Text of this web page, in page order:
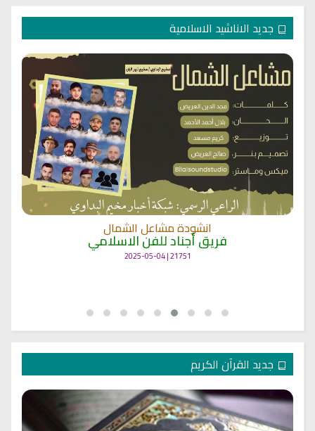
جديد الاناشيد الاسلامية
انشودة مشاعل الشمال
فريق أجناد للفن الاسلامي
21751 | 2025-05-04
جديد القرآن الكريم